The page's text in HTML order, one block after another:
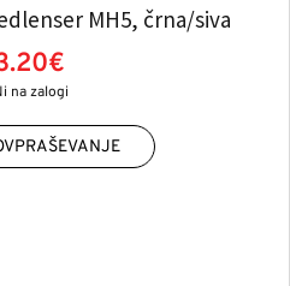
MH5, črna/siva
na zalogi